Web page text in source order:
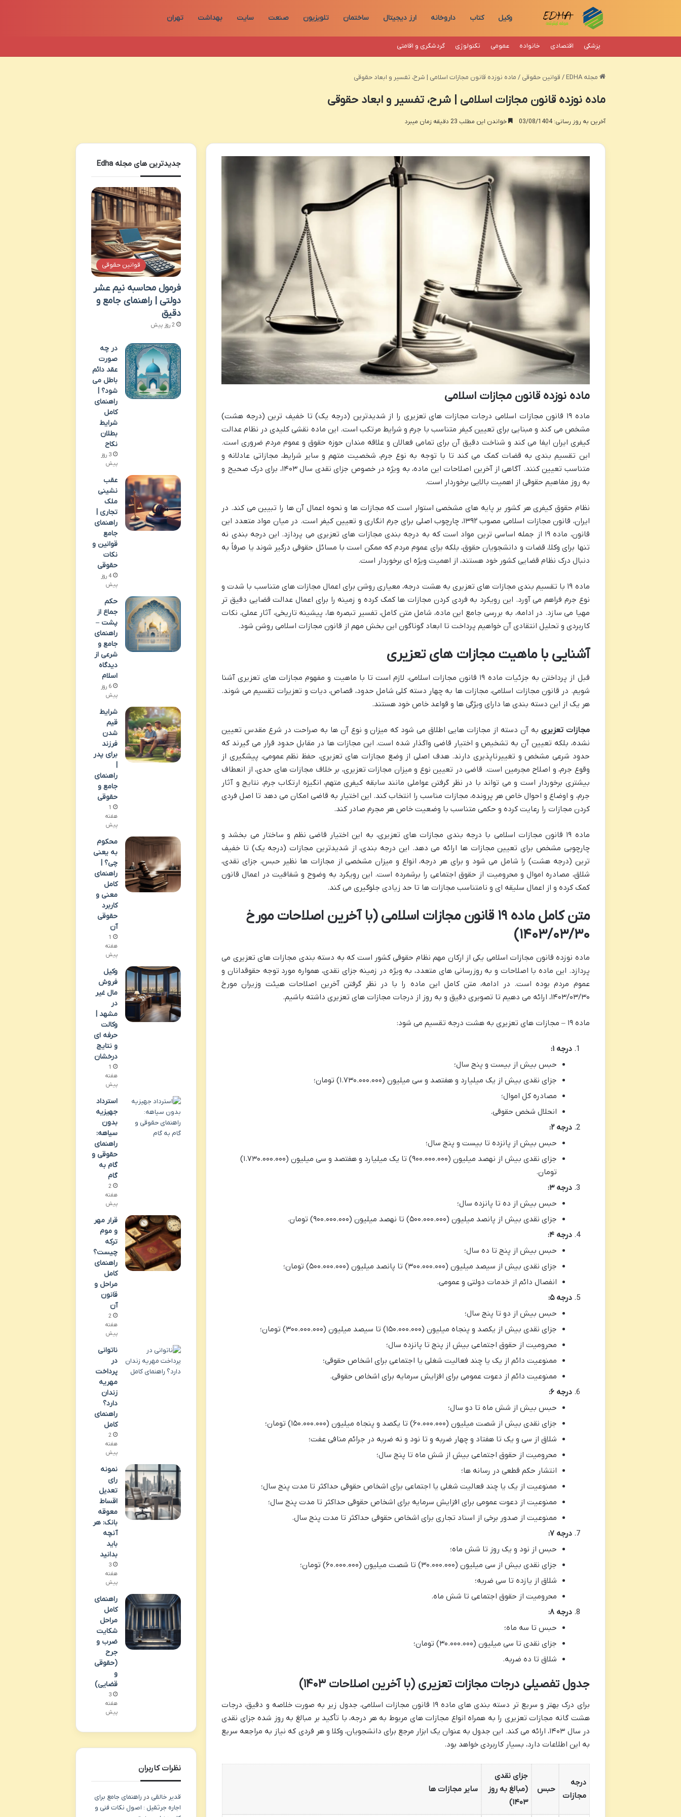
وکیل کتاب داروخانه ارز دیجیتال ساختمان تلویزیون صنعت سایت بهداشت تهران
پزشکی اقتصادی خانواده عمومی تکنولوژی گردشگری و اقامتی
مجله EDHA / قوانین حقوقی / ماده نوزده قانون مجازات اسلامی | شرح، تفسیر و ابعاد حقوقی
ماده نوزده قانون مجازات اسلامی | شرح، تفسیر و ابعاد حقوقی
آخرین به روز رسانی: 03/08/1404 خواندن این مطلب 23 دقیقه زمان میبرد
ماده نوزده قانون مجازات اسلامی
ماده ۱۹ قانون مجازات اسلامی درجات مجازات های تعزیری را از شدیدترین (درجه یک) تا خفیف ترین (درجه هشت)
مشخص می کند و مبنایی برای تعیین کیفر متناسب با جرم و شرایط مرتکب است. این ماده نقشی کلیدی در نظام عدالت
کیفری ایران ایفا می کند و شناخت دقیق آن برای تمامی فعالان و علاقه مندان حوزه حقوق و عموم مردم ضروری است.
این تقسیم بندی به قضات کمک می کند تا با توجه به نوع جرم، شخصیت متهم و سایر شرایط، مجازاتی عادلانه و
متناسب تعیین کنند. آگاهی از آخرین اصلاحات این ماده، به ویژه در خصوص جزای نقدی سال ۱۴۰۳، برای درک صحیح و
به روز مفاهیم حقوقی از اهمیت بالایی برخوردار است.
نظام حقوق کیفری هر کشور بر پایه های مشخصی استوار است که مجازات ها و نحوه اعمال آن ها را تبیین می کند. در
ایران، قانون مجازات اسلامی مصوب ۱۳۹۲، چارچوب اصلی برای جرم انگاری و تعیین کیفر است. در میان مواد متعدد این
قانون، ماده ۱۹ از جمله اساسی ترین مواد است که به درجه بندی مجازات های تعزیری می پردازد. این درجه بندی نه
تنها برای وکلا، قضات و دانشجویان حقوق، بلکه برای عموم مردم که ممکن است با مسائل حقوقی درگیر شوند یا صرفاً به
دنبال درک نظام قضایی کشور خود هستند، از اهمیت ویژه ای برخوردار است.
ماده ۱۹ با تقسیم بندی مجازات های تعزیری به هشت درجه، معیاری روشن برای اعمال مجازات های متناسب با شدت و
نوع جرم فراهم می آورد. این رویکرد به فردی کردن مجازات ها کمک کرده و زمینه را برای اعمال عدالت قضایی دقیق تر
مهیا می سازد. در ادامه، به بررسی جامع این ماده، شامل متن کامل، تفسیر تبصره ها، پیشینه تاریخی، آثار عملی، نکات
کاربردی و تحلیل انتقادی آن خواهیم پرداخت تا ابعاد گوناگون این بخش مهم از قانون مجازات اسلامی روشن شود.
آشنایی با ماهیت مجازات های تعزیری
قبل از پرداختن به جزئیات ماده ۱۹ قانون مجازات اسلامی، لازم است تا با ماهیت و مفهوم مجازات های تعزیری آشنا
شویم. در قانون مجازات اسلامی، مجازات ها به چهار دسته کلی شامل حدود، قصاص، دیات و تعزیرات تقسیم می شوند.
هر یک از این دسته بندی ها دارای ویژگی ها و قواعد خاص خود هستند.
مجازات تعزیری به آن دسته از مجازات هایی اطلاق می شود که میزان و نوع آن ها به صراحت در شرع مقدس تعیین
نشده، بلکه تعیین آن به تشخیص و اختیار قاضی واگذار شده است. این مجازات ها در مقابل حدود قرار می گیرند که
حدود شرعی مشخص و تغییرناپذیری دارند. هدف اصلی از وضع مجازات های تعزیری، حفظ نظم عمومی، پیشگیری از
وقوع جرم، و اصلاح مجرمین است. قاضی در تعیین نوع و میزان مجازات تعزیری، بر خلاف مجازات های حدی، از انعطاف
بیشتری برخوردار است و می تواند با در نظر گرفتن عواملی مانند سابقه کیفری متهم، انگیزه ارتکاب جرم، نتایج و آثار
جرم، و اوضاع و احوال خاص هر پرونده، مجازات مناسب را انتخاب کند. این اختیار به قاضی امکان می دهد تا اصل فردی
کردن مجازات را رعایت کرده و حکمی متناسب با وضعیت خاص هر مجرم صادر کند.
ماده ۱۹ قانون مجازات اسلامی با درجه بندی مجازات های تعزیری، به این اختیار قاضی نظم و ساختار می بخشد و
چارچوبی مشخص برای تعیین مجازات ها ارائه می دهد. این درجه بندی، از شدیدترین مجازات (درجه یک) تا خفیف
ترین (درجه هشت) را شامل می شود و برای هر درجه، انواع و میزان مشخصی از مجازات ها نظیر حبس، جزای نقدی،
شلاق، مصادره اموال و محرومیت از حقوق اجتماعی را برشمرده است. این رویکرد به وضوح و شفافیت در اعمال قانون
کمک کرده و از اعمال سلیقه ای و نامتناسب مجازات ها تا حد زیادی جلوگیری می کند.
متن کامل ماده ۱۹ قانون مجازات اسلامی (با آخرین اصلاحات مورخ
۱۴۰۳/۰۳/۳۰)
ماده نوزده قانون مجازات اسلامی یکی از ارکان مهم نظام حقوقی کشور است که به دسته بندی مجازات های تعزیری می
پردازد. این ماده با اصلاحات و به روزرسانی های متعدد، به ویژه در زمینه جزای نقدی، همواره مورد توجه حقوقدانان و
عموم مردم بوده است. در ادامه، متن کامل این ماده را با در نظر گرفتن آخرین اصلاحات هیئت وزیران مورخ
۱۴۰۳/۰۳/۳۰، ارائه می دهیم تا تصویری دقیق و به روز از درجات مجازات های تعزیری داشته باشیم.
ماده ۱۹ – مجازات های تعزیری به هشت درجه تقسیم می شود:
درجه ۱:
حبس بیش از بیست و پنج سال؛
جزای نقدی بیش از یک میلیارد و هفتصد و سی میلیون (۱.۷۳۰.۰۰۰.۰۰۰) تومان؛
مصادره کل اموال؛
انحلال شخص حقوقی.
درجه ۲:
حبس بیش از پانزده تا بیست و پنج سال؛
جزای نقدی بیش از نهصد میلیون (۹۰۰.۰۰۰.۰۰۰) تا یک میلیارد و هفتصد و سی میلیون (۱.۷۳۰.۰۰۰.۰۰۰)
تومان.
درجه ۳:
حبس بیش از ده تا پانزده سال؛
جزای نقدی بیش از پانصد میلیون (۵۰۰.۰۰۰.۰۰۰) تا نهصد میلیون (۹۰۰.۰۰۰.۰۰۰) تومان.
درجه ۴:
حبس بیش از پنج تا ده سال؛
جزای نقدی بیش از سیصد میلیون (۳۰۰.۰۰۰.۰۰۰) تا پانصد میلیون (۵۰۰.۰۰۰.۰۰۰) تومان؛
انفصال دائم از خدمات دولتی و عمومی.
درجه ۵:
حبس بیش از دو تا پنج سال؛
جزای نقدی بیش از یکصد و پنجاه میلیون (۱۵۰.۰۰۰.۰۰۰) تا سیصد میلیون (۳۰۰.۰۰۰.۰۰۰) تومان؛
محرومیت از حقوق اجتماعی بیش از پنج تا پانزده سال؛
ممنوعیت دائم از یک یا چند فعالیت شغلی یا اجتماعی برای اشخاص حقوقی؛
ممنوعیت دائم از دعوت عمومی برای افزایش سرمایه برای اشخاص حقوقی.
درجه ۶:
حبس بیش از شش ماه تا دو سال؛
جزای نقدی بیش از شصت میلیون (۶۰.۰۰۰.۰۰۰) تا یکصد و پنجاه میلیون (۱۵۰.۰۰۰.۰۰۰) تومان؛
شلاق از سی و یک تا هفتاد و چهار ضربه و تا نود و نه ضربه در جرائم منافی عفت؛
محرومیت از حقوق اجتماعی بیش از شش ماه تا پنج سال؛
انتشار حکم قطعی در رسانه ها؛
ممنوعیت از یک یا چند فعالیت شغلی یا اجتماعی برای اشخاص حقوقی حداکثر تا مدت پنج سال؛
ممنوعیت از دعوت عمومی برای افزایش سرمایه برای اشخاص حقوقی حداکثر تا مدت پنج سال؛
ممنوعیت از صدور برخی از اسناد تجاری برای اشخاص حقوقی حداکثر تا مدت پنج سال.
درجه ۷:
حبس از نود و یک روز تا شش ماه؛
جزای نقدی بیش از سی میلیون (۳۰.۰۰۰.۰۰۰) تا شصت میلیون (۶۰.۰۰۰.۰۰۰) تومان؛
شلاق از یازده تا سی ضربه؛
محرومیت از حقوق اجتماعی تا شش ماه.
درجه ۸:
حبس تا سه ماه؛
جزای نقدی تا سی میلیون (۳۰.۰۰۰.۰۰۰) تومان؛
شلاق تا ده ضربه.
جدول تفصیلی درجات مجازات تعزیری (با آخرین اصلاحات ۱۴۰۳)
برای درک بهتر و سریع تر دسته بندی های ماده ۱۹ قانون مجازات اسلامی، جدول زیر به صورت خلاصه و دقیق، درجات
هشت گانه مجازات تعزیری را به همراه انواع مجازات های مربوط به هر درجه، با تأکید بر مبالغ به روز شده جزای نقدی
در سال ۱۴۰۳، ارائه می کند. این جدول به عنوان یک ابزار مرجع برای دانشجویان، وکلا و هر فردی که نیاز به مراجعه سریع
به این اطلاعات دارد، بسیار کاربردی خواهد بود.
درجه
مجازات
حبس
جزای نقدی
(مبالغ به روز
۱۴۰۳)
سایر مجازات ها
جدیدترین های مجله Edha
قوانین حقوقی
فرمول محاسبه نیم عشر
دولتی | راهنمای جامع و
دقیق
2 روز پیش
در چه
صورت
عقد دائم
باطل می
شود؟ |
راهنمای
کامل
شرایط
بطلان
نکاح
3 روز
پیش
عقب
نشینی
ملک
تجاری |
راهنمای
جامع
قوانین و
نکات
حقوقی
4 روز
پیش
حکم
جماع از
پشت –
راهنمای
جامع و
شرعی از
دیدگاه
اسلام
6 روز
پیش
شرایط
قیم
شدن
فرزند
برای پدر
راهنمای
جامع و
حقوقی
1
هفته
پیش
محکوم
به یعنی
چی؟ |
راهنمای
کامل
معنی و
کاربرد
حقوقی
آن
1
هفته
پیش
وکیل
فروش
مال غیر
در
مشهد |
وکالت
حرفه ای
و نتایج
درخشان
1
هفته
پیش
استرداد
جهیزیه
بدون
سیاهه:
راهنمای
حقوقی و
گام به
گام
2
هفته
پیش
قرار مهر
و موم
ترکه
چیست؟
راهنمای
کامل
مراحل و
قانون
آن
2
هفته
پیش
ناتوانی
در
پرداخت
مهریه
زندان
دارد؟
راهنمای
کامل
2
هفته
پیش
نمونه
رای
تعدیل
اقساط
معوقه
بانک: هر
آنچه
باید
بدانید
3
هفته
پیش
راهنمای
کامل
مراحل
شکایت
ضرب و
جرح
(حقوقی
و
قضایی)
3
هفته
پیش
نظرات کاربران
قدیر خالقی در راهنمای جامع برای
اجاره جرثقیل : اصول نکات فنی و